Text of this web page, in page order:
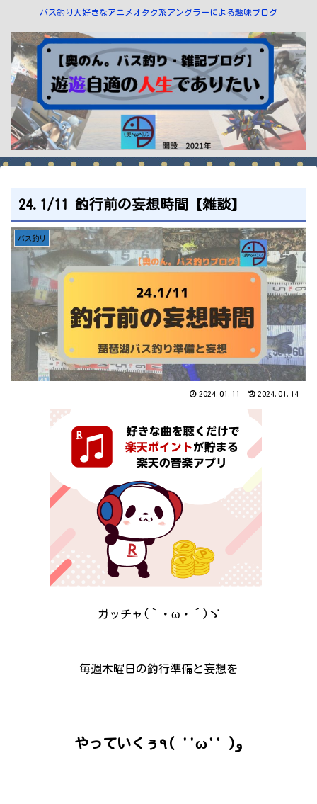
バス釣り大好きなアニメオタク系アングラーによる趣味ブログ
24.1/11 釣行前の妄想時間【雑談】
バス釣り
2024.01.11 2024.01.14
ガッチャ(｀・ω・´)ゞ
毎週木曜日の釣行準備と妄想を
やっていくぅ٩( ''ω'' )و